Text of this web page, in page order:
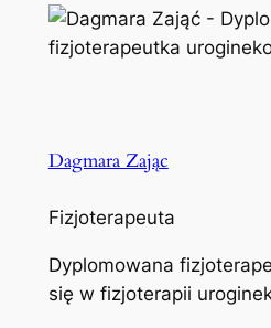
Dagmara Zając
Fizjoterapeuta
Dyplomowana
się w fizjoterapii